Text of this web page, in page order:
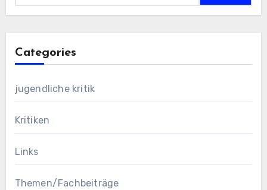
Categories
jugendliche kritik
Kritiken
Links
Themen/Fachbeiträge